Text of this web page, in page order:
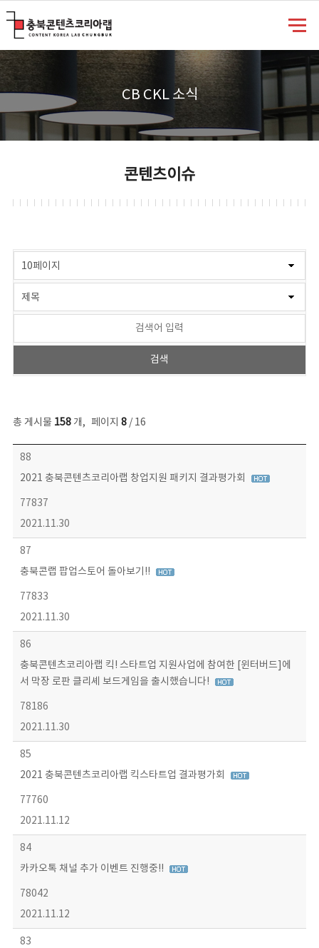
CB CKL 소식
콘텐츠이슈
총 게시물 158개, 페이지 8/ 16
콘텐츠이슈 목록 - 번호, 제목, 작성자, 파일, 조회수, 작성일 정보 제공
88
2021 충북콘텐츠코리아랩 창업지원 패키지 결과평가회
77837
2021.11.30
87
충북콘랩 팝업스토어 돌아보기!!
77833
2021.11.30
86
충북콘텐츠코리아랩 킥! 스타트업 지원사업에 참여한 [윈터버드]에
서 막장 로판 클리셰 보드게임을 출시했습니다!
78186
2021.11.30
85
2021 충북콘텐츠코리아랩 킥스타트업 결과평가회
77760
2021.11.12
84
카카오톡 채널 추가 이벤트 진행중!!
78042
2021.11.12
83